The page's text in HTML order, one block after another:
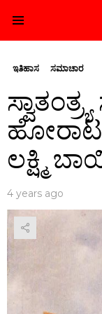
ಇತಿಹಾಸ ಸಮಾಚಾರ
ಲಕ್ಷ್ಮಿ
4 years ago